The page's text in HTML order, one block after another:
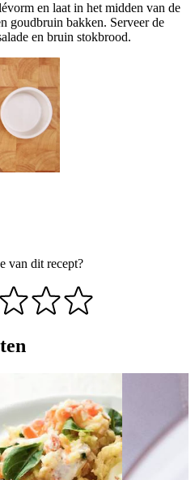
en laat in het midden van de
goudbruin bakken. Serveer de
en bruin stokbrood.
van dit recept?